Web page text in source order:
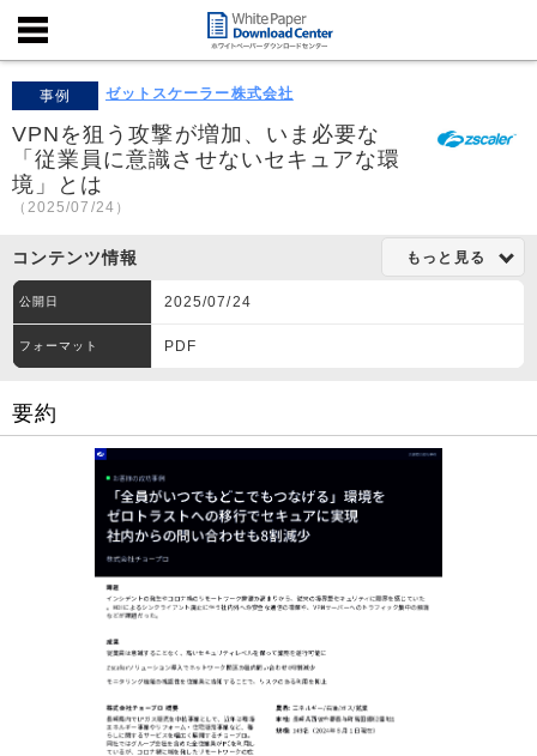
事例 ゼットスケーラー株式会社
VPNを狙う攻撃が増加、いま必要な
「従業員に意識させないセキュアな環
境」とは
（2025/07/24）
コンテンツ情報 もっと見る
公開日 2025/07/24
フォーマット PDF
要約